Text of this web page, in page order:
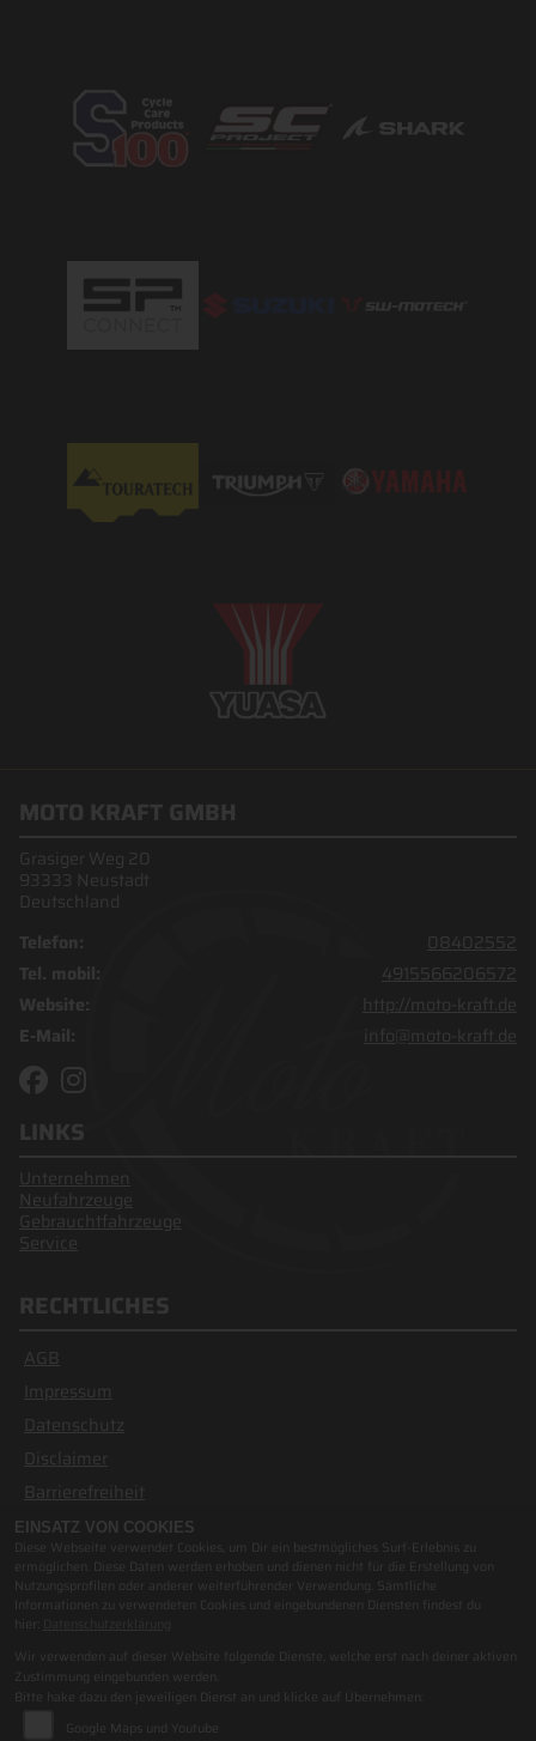
MOTO KRAFT GMBH
Grasiger Weg 20
93333 Neustadt
Deutschland
Telefon:
08402552
Tel. mobil:
4915566206572
Website:
http://moto-kraft.de
E-Mail:
info@moto-kraft.de
LINKS
Unternehmen
Neufahrzeuge
Gebrauchtfahrzeuge
Service
RECHTLICHES
AGB
Impressum
Datenschutz
Disclaimer
Barrierefreiheit
ÖFFNUNGSZEITEN
Montag:
09:00 - 12:00 und 13:00 - 17:00
Dienstag:
09:00 - 12:00 und 13:00 - 17:00
Mittwoch:
EINSATZ VON COOKIES
Diese Webseite verwendet Cookies, um Dir ein bestmögliches Surf-Erlebnis zu
ermöglichen. Diese Daten werden erhoben und dienen nicht für die Erstellung von
Nutzungsprofilen oder anderer weiterführender Verwendung. Sämtliche
Informationen zu verwendeten Cookies und eingebundenen Diensten findest du
hier:
Wir verwenden auf dieser Website folgende Dienste, welche erst nach deiner aktiven
Zustimmung eingebunden werden.
Bitte hake dazu den jeweiligen Dienst an und klicke auf Übernehmen:
Google Maps und Youtube